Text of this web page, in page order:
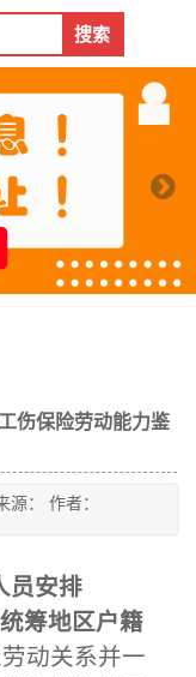
搜索
伤保险劳动能力鉴
： 作者：
员安排
筹地区户籍
动关系并一